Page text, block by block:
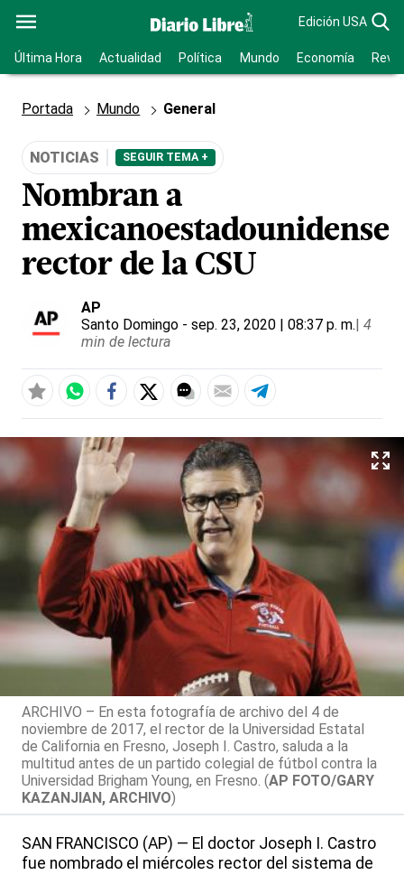
Edición USA
Última Hora Actualidad Política Mundo Economía
Portada Mundo General
NOTICIAS SEGUIR TEMA +
Nombran a
mexicanoestadounidense
rector de la CSU
AP
Santo Domingo - sep. 23, 2020 | 08:37 p. m.| 4
min de lectura
ARCHIVO – En esta fotografía de archivo del 4 de
noviembre de 2017, el rector de la Universidad Estatal
de California en Fresno, Joseph I. Castro, saluda a la
multitud antes de un partido colegial de fútbol contra la
Universidad Brigham Young, en Fresno. (AP FOTO/GARY
KAZANJIAN, ARCHIVO)
SAN FRANCISCO (AP) — El doctor Joseph I. Castro
fue nombrado el miércoles rector del sistema de